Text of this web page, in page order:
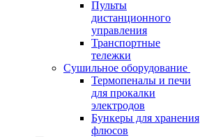
Пульты
дистанционного
управления
Транспортные
тележки
Сушильное оборудование
Термопеналы и печи
для прокалки
электродов
Бункеры для хранения
флюсов